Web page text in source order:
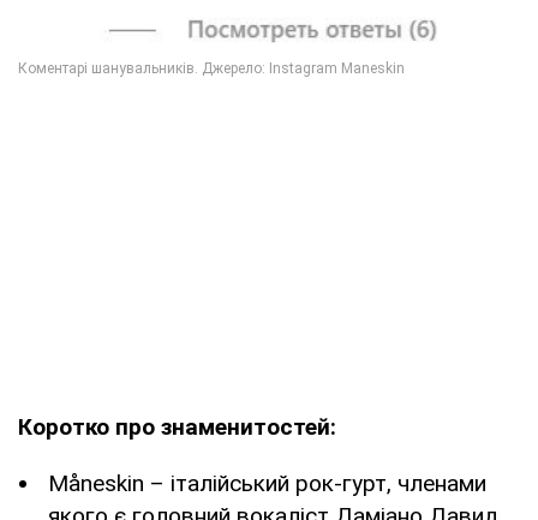
Коротко про знаменитостей:
Måneskin – італійський рок-гурт, членами